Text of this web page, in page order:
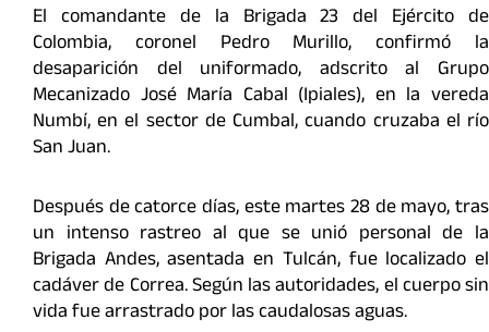
El comandante de la Brigada 23 del Ejército de
Colombia, coronel Pedro Murillo, confirmó la
desaparición del uniformado, adscrito al Grupo
Mecanizado José María Cabal (Ipiales), en la vereda
Numbí, en el sector de Cumbal, cuando cruzaba el río
San Juan.
Después de catorce días, este martes 28 de mayo, tras
un intenso rastreo al que se unió personal de la
Brigada Andes, asentada en Tulcán, fue localizado el
cadáver de Correa. Según las autoridades, el cuerpo sin
vida fue arrastrado por las caudalosas aguas.